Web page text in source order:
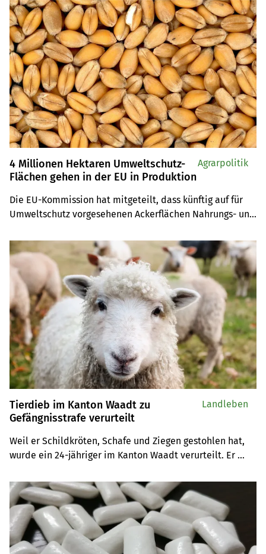
Zudem unterstützt der Bund Gemeinden bei der Planung
von Solaranlagen.
4 Millionen Hektaren Umweltschutz-
Flächen gehen in der EU in Produktion
Die EU-Kommission hat mitgeteilt, dass künftig auf für
Umweltschutz vorgesehenen Ackerflächen Nahrungs- und
Kritik.
Agrarpolitik
Tierdieb im Kanton Waadt zu
Gefängnisstrafe verurteilt
Weil er Schildkröten, Schafe und Ziegen gestohlen hat,
wurde ein 24-jähriger im Kanton Waadt verurteilt. Er
wenn er gegen die Bewährungsauflagen verstösst.
Landleben